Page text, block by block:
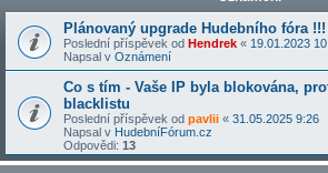
Plánovaný upgrade Hudebního fóra !!!
Poslední příspěvek od Hendrek « 19.01.2023
Napsal v Oznámení
Co s tím - Vaše IP byla blokována,
blacklistu
Poslední příspěvek od pavlii « 31.05.2025 9:26
Napsal v HudebníFórum.cz
Odpovědi: 13